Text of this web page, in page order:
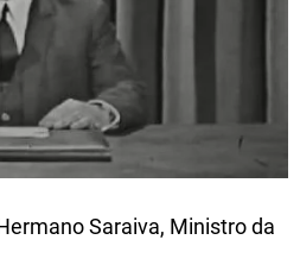
Saraiva, Ministro da